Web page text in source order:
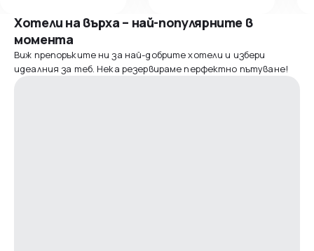
Хотели на върха – най-популярните в
момента
Виж препоръките ни за най-добрите хотели и избери
идеалния за теб. Нека резервираме перфектно пътуване!